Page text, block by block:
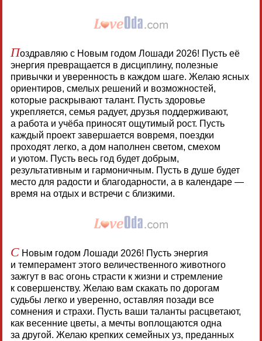
Поздравляю с Новым годом Лошади 2026! Пусть её
энергия превращается в дисциплину, полезные
привычки и уверенность в каждом шаге. Желаю ясных
ориентиров, смелых решений и возможностей,
которые раскрывают талант. Пусть здоровье
укрепляется, семья радует, друзья поддерживают,
а работа и учёба приносят ощутимый рост. Пусть
каждый проект завершается вовремя, поездки
проходят легко, а дом наполнен светом, смехом
и уютом. Пусть весь год будет добрым,
результативным и гармоничным. Пусть в душе будет
место для радости и благодарности, а в календаре —
время на отдых и встречи с близкими.
СНовым годом Лошади 2026! Пусть энергия
и темперамент этого величественного животного
зажгут в вас огонь страсти к жизни и стремление
к совершенству. Желаю вам скакать по дорогам
судьбы легко и уверенно, оставляя позади все
сомнения и страхи. Пусть ваши таланты расцветают,
как весенние цветы, а мечты воплощаются одна
за другой. Желаю крепких семейных уз, преданных